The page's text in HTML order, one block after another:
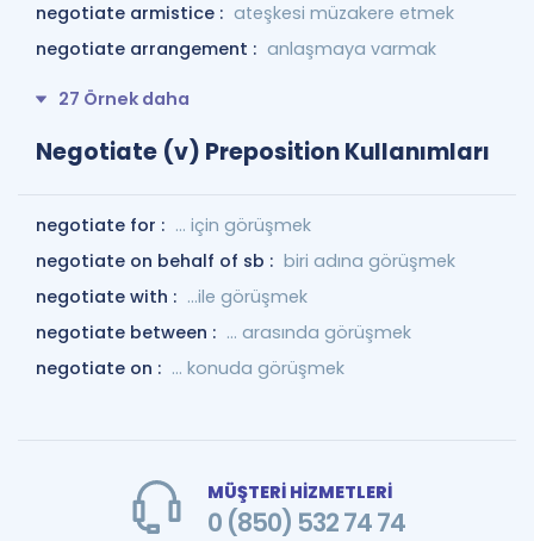
negotiate armistice : ateşkesi müzakere etmek
negotiate arrangement : anlaşmaya varmak
27 Örnek daha
Negotiate (v) Preposition Kullanımları
negotiate for : ... için görüşmek
negotiate on behalf of sb : biri adına görüşmek
negotiate with : …ile görüşmek
negotiate between : ... arasında görüşmek
negotiate on : ... konuda görüşmek
MÜŞTERİ HİZMETLERİ
0 (850) 532 74 74